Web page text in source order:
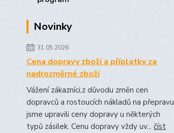
Novinky
31.05.2026
Cena dopravy zboží a příplatky za
nadrozměrné zboží
Vážení zákazníci,z důvodu změn cen
dopravců a rostoucích nákladů na přepravu
jsme upravili ceny dopravy u některých
typů zásilek. Cenu dopravy vždy uv... číst